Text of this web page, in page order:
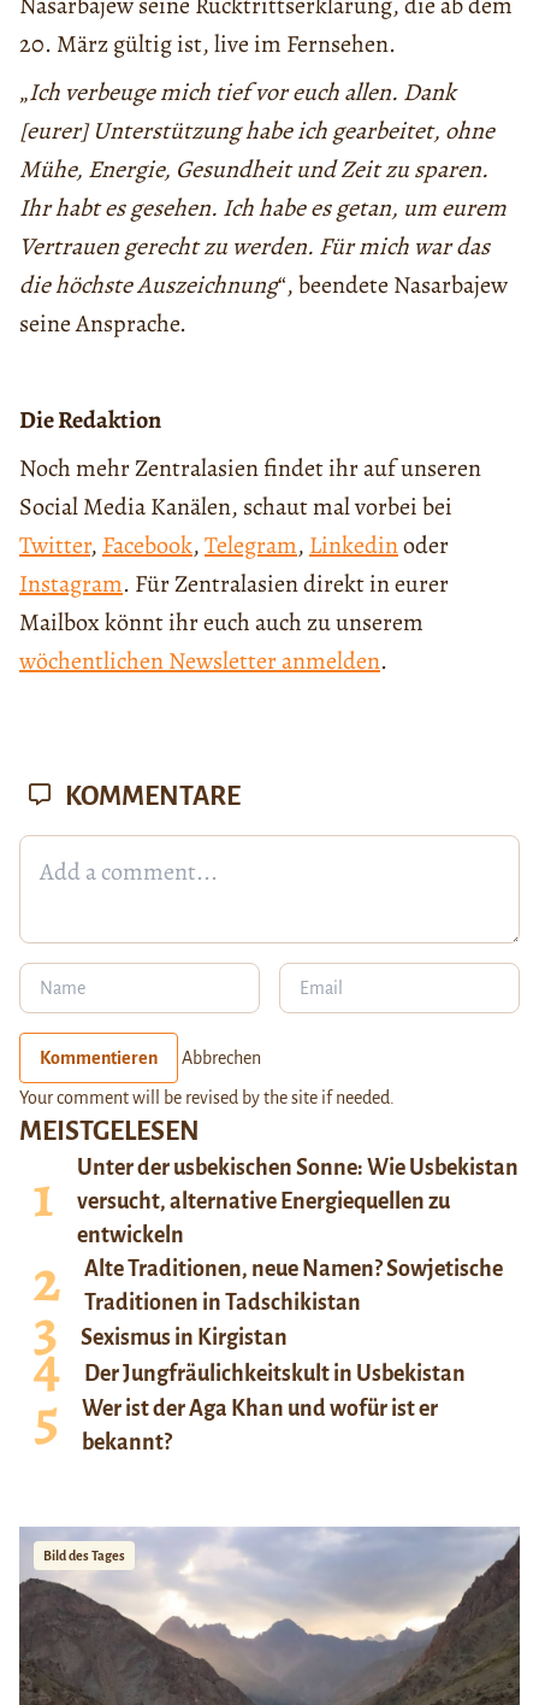
20. März gültig ist, live im Fernsehen.
„Ich verbeuge mich tief vor euch allen. Dank
[eurer] Unterstützung habe ich gearbeitet, ohne
Mühe, Energie, Gesundheit und Zeit zu sparen.
Ihr habt es gesehen. Ich habe es getan, um eurem
Vertrauen gerecht zu werden. Für mich war das
die höchste Auszeichnung“, beendete Nasarbajew
seine Ansprache.
Die Redaktion
Noch mehr Zentralasien findet ihr auf unseren
Social Media Kanälen, schaut mal vorbei bei
Twitter, Facebook,Telegram, Linkedinoder
Instagram. Für Zentralasien direkt in eurer
Mailbox könnt ihr euch auch zu unserem
wöchentlichen Newsletter anmelden.
MEISTGELESEN
Unter der usbekischen Sonne: Wie Usbekistan
versucht, alternative Energiequellen zu
entwickeln
Alte Traditionen, neue Namen? Sowjetische
Traditionen in Tadschikistan
Sexismus in Kirgistan
Der Jungfräulichkeitskult in Usbekistan
Wer ist der Aga Khan und wofür ist er
bekannt?
Bild des Tages
KOMMENTARE
Kommentieren Abbrechen
Your comment will be revised by the site if needed.